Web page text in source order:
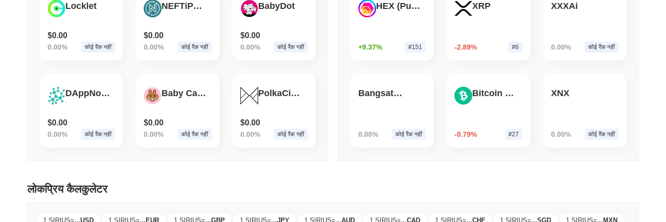
August 05 2026 (1 day ago)
Wrapped Bitcoin स्थानांतरित किया
Locklet
$0.00
0.00% कोई रैंक नहीं
NEFTiPEDiA
$0.00
0.00% कोई रैंक नहीं
BabyDot
$0.00
0.00% कोई रैंक नहीं
DAppNode
$0.00
0.00% कोई रैंक नहीं
Baby Cake
$0.00
0.00% कोई रैंक नहीं
PolkaCipher
$0.00
0.00% कोई रैंक नहीं
HEX (Pulsechain)
+9.37% #151
XRP
-2.89% #6
XXXAi
0.00% कोई रैंक नहीं
Bangsat 666
0.00% कोई रैंक नहीं
Bitcoin Cash
-0.79% #27
XNX
0.00% कोई रैंक नहीं
लोकप्रिय कैलकुलेटर
1 SIRIUS=...USD 1 SIRIUS=...EUR 1 SIRIUS=...GBP 1 SIRIUS=...JPY 1 SIRIUS=...AUD 1 SIRIUS=...CAD 1 SIRIUS=...CHF 1 SIRIUS=...SGD 1 SIRIUS=...MXN